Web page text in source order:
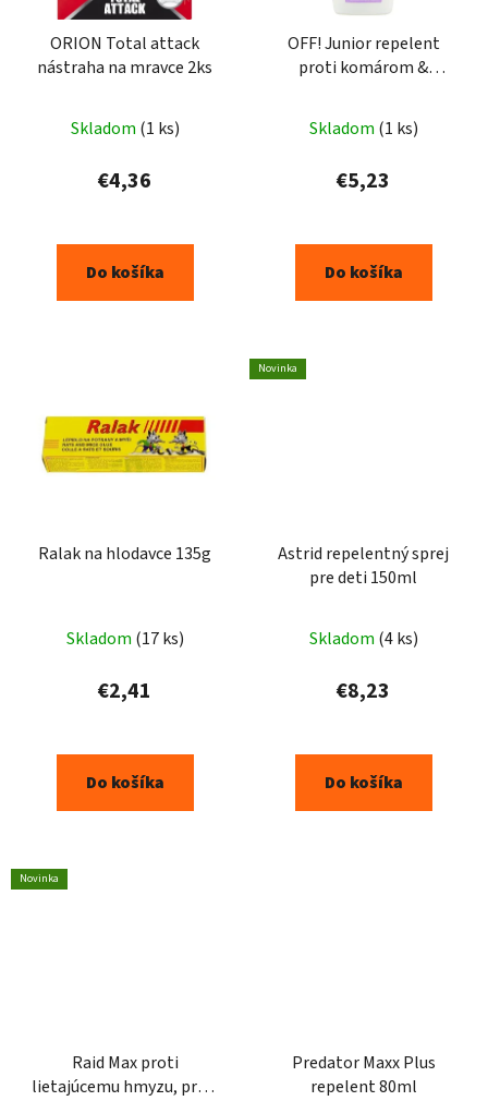
ORION Total attack
nástraha na mravce 2ks
Skladom (1 ks)
€4,36
Do košíka
OFF! Junior repelent
proti komárom &
Skladom (1 ks)
€5,23
Do košíka
Ralak na hlodavce 135g
Skladom (17 ks)
€2,41
Do košíka
Novinka
Astrid repelentný sprej
pre deti 150ml
Skladom (4 ks)
€8,23
Do košíka
Novinka
Raid Max proti
lietajúcemu hmyzu, proti
Predator Maxx Plus
repelent 80ml